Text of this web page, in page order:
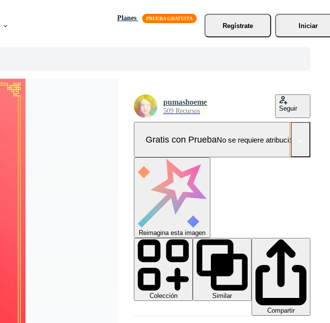
Planes
Regístrate
Iniciar
pumashoeme
509 Recursos Seguir
Gratis con PruebaNo se requiere atribución!
Reimagina esta imagen
Colección
Similar
Compartir